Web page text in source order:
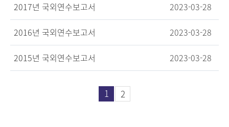
2017년 국외연수보고서 2023-03-28
2016년 국외연수보고서 2023-03-28
2015년 국외연수보고서 2023-03-28
1 2